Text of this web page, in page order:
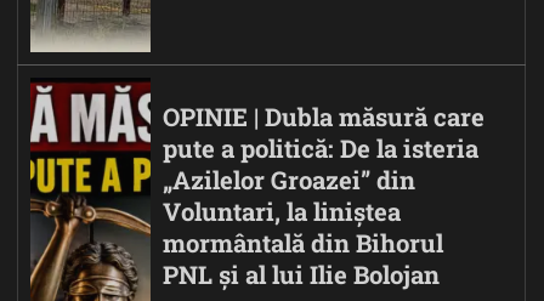
OPINIE | Dubla măsură care
pute a politică: De la isteria
„Azilelor Groazei” din
Voluntari, la liniștea
mormântală din Bihorul
PNL și al lui Ilie Bolojan